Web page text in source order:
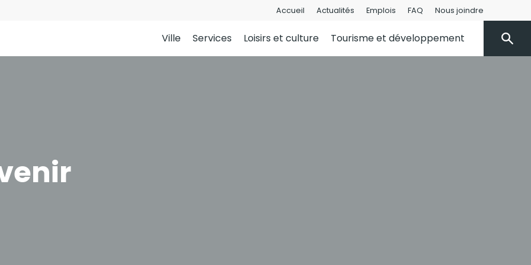
Accueil Actualités Emplois FAQ Nous joindre
Ville Services Loisirs et culture Tourisme et développement